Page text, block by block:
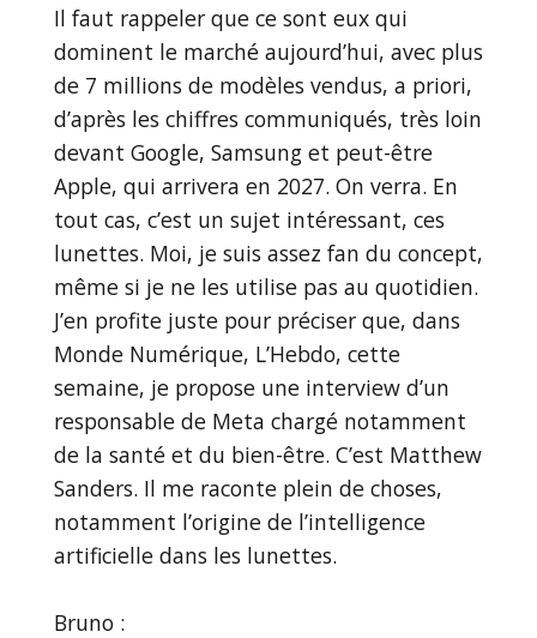
Il faut rappeler que ce sont eux qui
dominent le marché aujourd’hui, avec plus
de 7 millions de modèles vendus, a priori,
d’après les chiffres communiqués, très loin
devant Google, Samsung et peut-être
Apple, qui arrivera en 2027. On verra. En
tout cas, c’est un sujet intéressant, ces
lunettes. Moi, je suis assez fan du concept,
même si je ne les utilise pas au quotidien.
J’en profite juste pour préciser que, dans
Monde Numérique, L’Hebdo, cette
semaine, je propose une interview d’un
responsable de Meta chargé notamment
de la santé et du bien-être. C’est Matthew
Sanders. Il me raconte plein de choses,
notamment l’origine de l’intelligence
artificielle dans les lunettes.
Bruno :